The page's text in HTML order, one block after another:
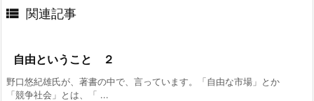
 関連記事
自由ということ ２
野口悠紀雄氏が、著書の中で、言っています。「自由な市場」とか
「競争社会」とは、「 ...